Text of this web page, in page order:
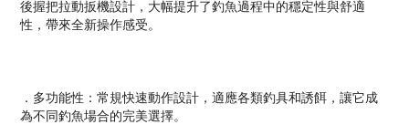
後握把拉動扳機設計，大幅提升了釣魚過程中的穩定性與舒適
性，帶來全新操作感受。
．多功能性：常規快速動作設計，適應各類釣具和誘餌，讓它成
為不同釣魚場合的完美選擇。